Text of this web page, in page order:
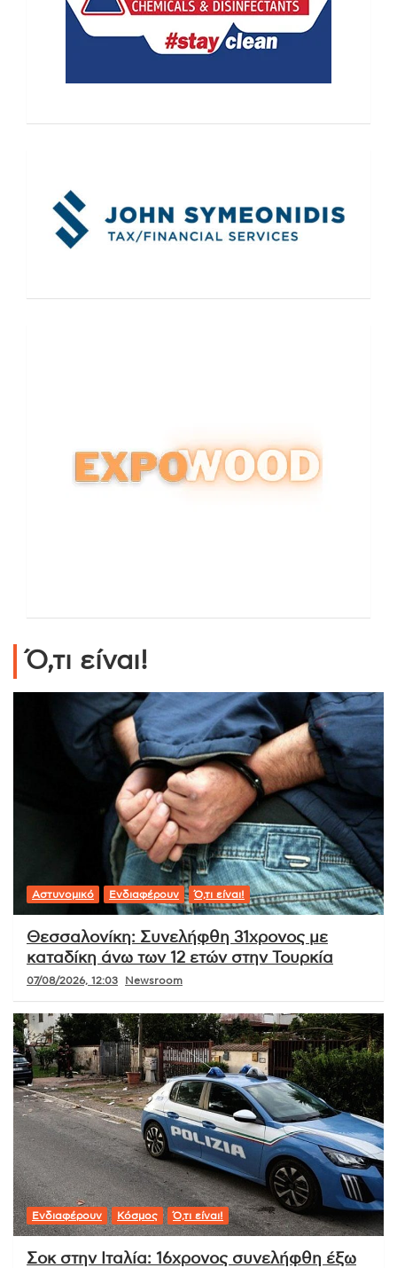
Ό,τι είναι!
Αστυνομικό Ενδιαφέρουν Ό,τι είναι!
Θεσσαλονίκη: Συνελήφθη 31χρονος με
καταδίκη άνω των 12 ετών στην Τουρκία
07/08/2026, 12:03 Newsroom
Ενδιαφέρουν Κόσμος Ό,τι είναι!
Σοκ στην Ιταλία: 16χρονος συνελήφθη έξω